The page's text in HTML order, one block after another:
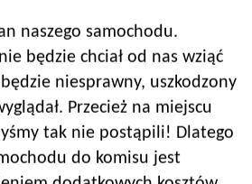
naszego samochodu.
będzie chciał od nas wziąć
niesprawny, uszkodzony
Przecież na miejscu
tak nie postąpili! Dlatego
do komisu jest